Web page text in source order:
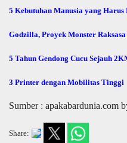
5 Kebutuhan Manusia yang Harus
Godzilla, Proyek Monster
5 Tahun Gendong Cucu Sejauh
3 Printer dengan Mobilitas Tinggi
Sumber : apakabardunia.com
Share: